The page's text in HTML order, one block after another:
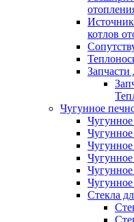
котлов
Запчасти
Чугунное
Стекла